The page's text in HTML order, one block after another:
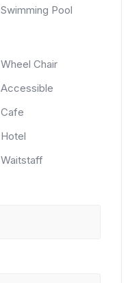
Swimming Pool
Wheel Chair
Accessible
Cafe
Hotel
Waitstaff